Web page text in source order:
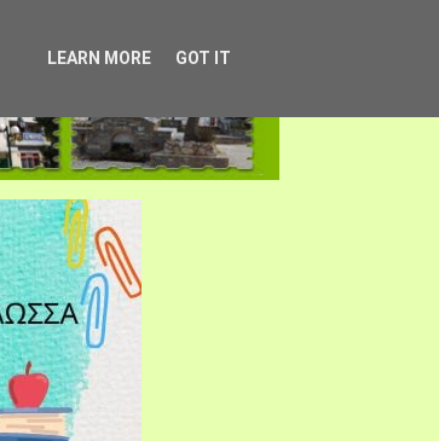
LEARN MORE GOT IT